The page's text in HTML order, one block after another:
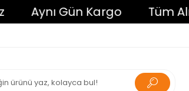
Aynı Gün Kargo Tüm